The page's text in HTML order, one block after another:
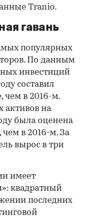
Tranio.
гавань
популярных
По данным
инвестиций
составил
чем в 2016-м.
активов на
была оценена
чем в 2016-м. За
вырос в три
имеет
квадратный
последних